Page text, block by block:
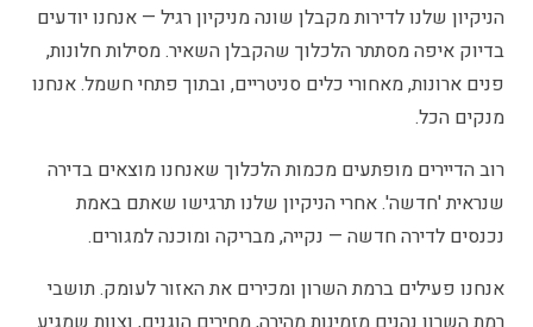
הניקיון שלנו לדירות מקבלן שונה מניקיון רגיל — אנחנו יודעים
בדיוק איפה מסתתר הלכלוך שהקבלן השאיר. מסילות חלונות,
פנים ארונות, מאחורי כלים סניטריים, ובתוך פתחי חשמל. אנחנו
מנקים הכל.
רוב הדיירים מופתעים מכמות הלכלוך שאנחנו מוצאים בדירה
שנראית 'חדשה'. אחרי הניקיון שלנו תרגישו שאתם באמת
נכנסים לדירה חדשה — נקייה, מבריקה ומוכנה למגורים.
אנחנו פעילים ברמת השרון ומכירים את האזור לעומק. תושבי